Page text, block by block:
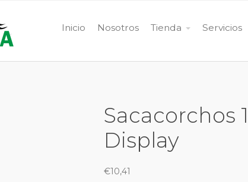
Inicio Nosotros Tienda Servicios
Sacacorchos
Display
€10,41